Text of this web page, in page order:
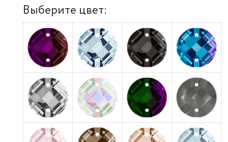
Выберите цвет: